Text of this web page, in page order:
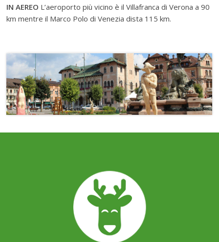
IN AEREO L’aeroporto più vicino è il Villafranca di Verona a 90
km mentre il Marco Polo di Venezia dista 115 km.